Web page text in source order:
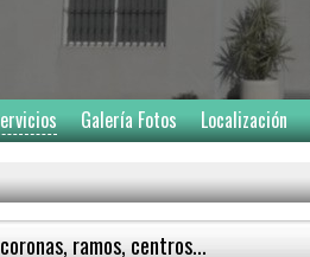
Galería Fotos Localización
ramos, centros...